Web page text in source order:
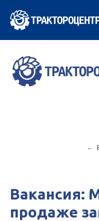
←
Вакансия:
продаже